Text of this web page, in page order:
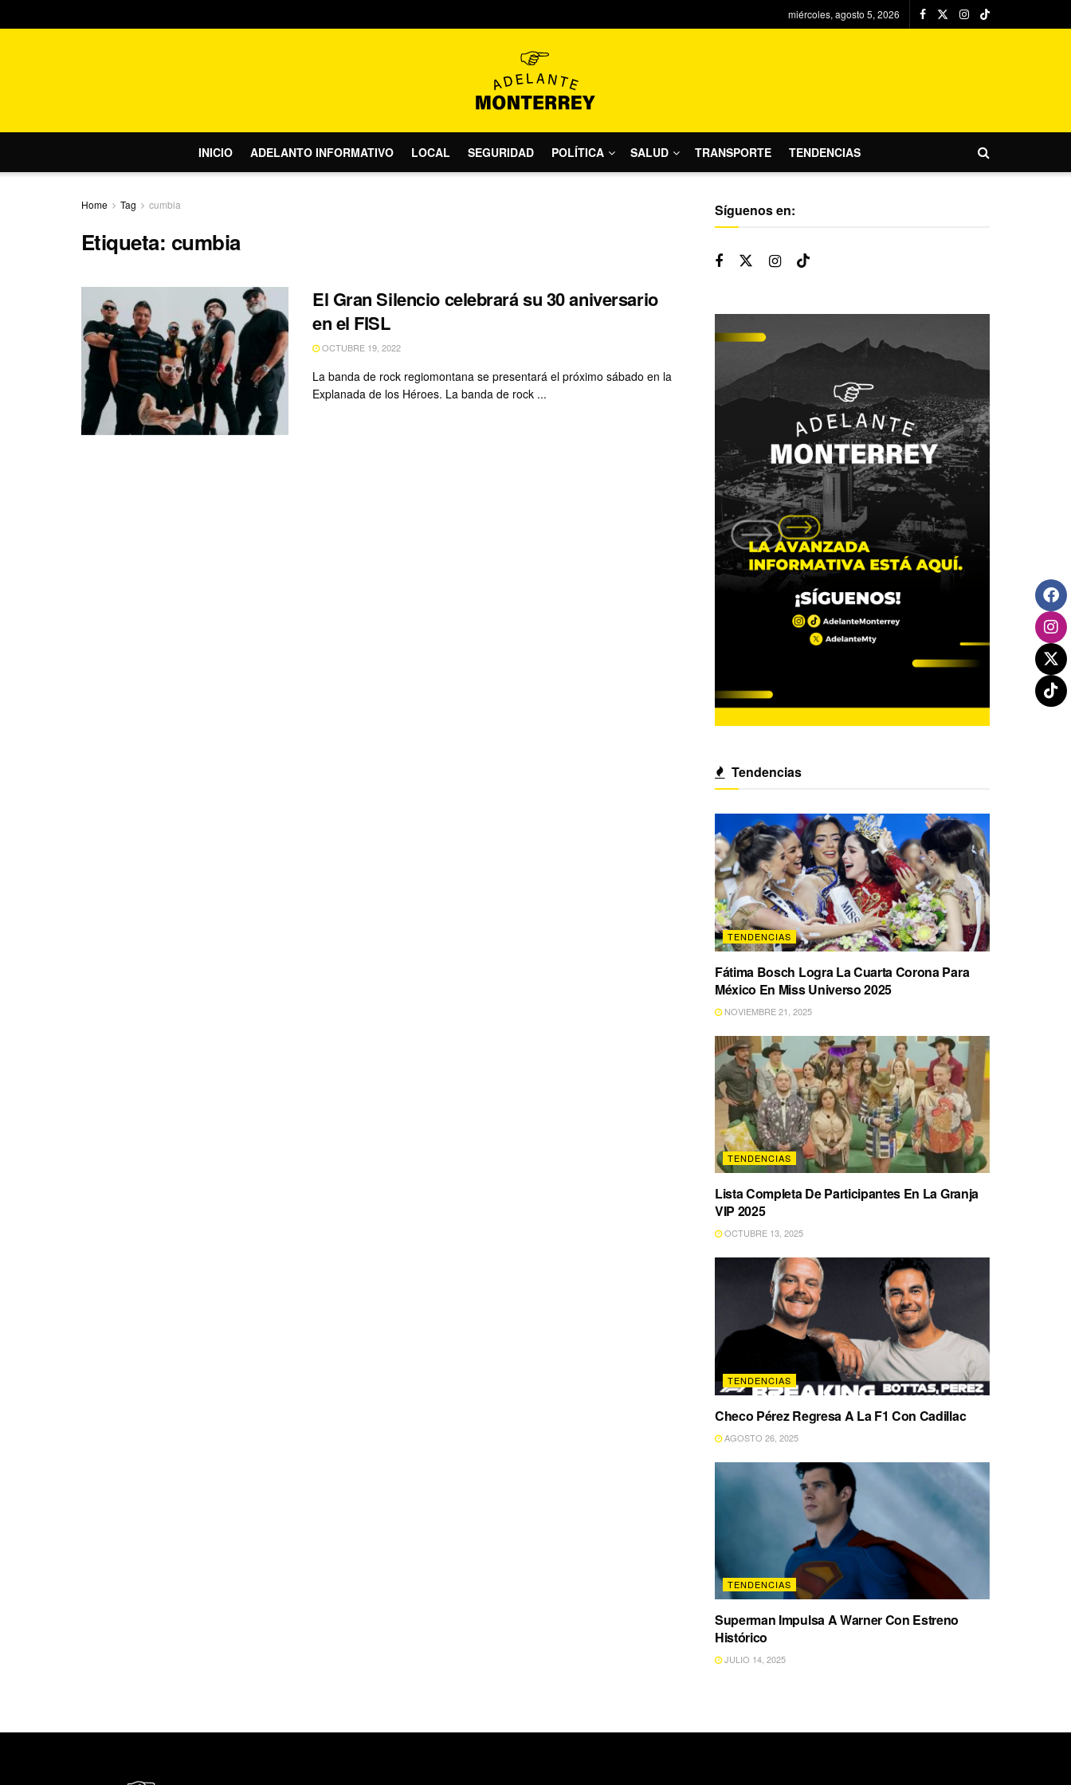
miércoles, agosto 5, 2026
INICIO ADELANTO INFORMATIVO LOCAL SEGURIDAD POLÍTICA SALUD TRANSPORTE TENDENCIAS
Home Tag cumbia
Etiqueta: cumbia
El Gran Silencio celebrará su 30 aniversario
en el FISL
OCTUBRE 19, 2022
La banda de rock regiomontana se presentará el próximo sábado en la
Explanada de los Héroes. La banda de rock ...
Síguenos en:
Tendencias
TENDENCIAS
Fátima Bosch Logra La Cuarta Corona Para
México En Miss Universo 2025
NOVIEMBRE 21, 2025
TENDENCIAS
Lista Completa De Participantes En La Granja
VIP 2025
OCTUBRE 13, 2025
TENDENCIAS
Checo Pérez Regresa A La F1 Con Cadillac
AGOSTO 26, 2025
TENDENCIAS
Superman Impulsa A Warner Con Estreno
Histórico
JULIO 14, 2025